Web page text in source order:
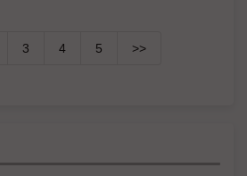
3 4 5 >>